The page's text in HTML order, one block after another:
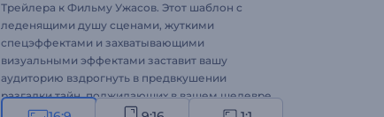
Трейлера к Фильму Ужасов. Этот шаблон с
леденящими душу сценами, жуткими
спецэффектами и захватывающими
визуальными эффектами заставит вашу
аудиторию вздрогнуть в предвкушении
разгадки тайн, поджидающих в вашем шедевре
ужасов. Настроить шаблон не составит труда: